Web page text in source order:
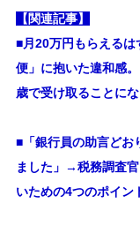
【関連記事】
■月20万円もらえる
便」に抱いた違和感
歳で受け取ることに
■ 「銀行員の助言ど
ました」→税務調査
いための4つのポイン